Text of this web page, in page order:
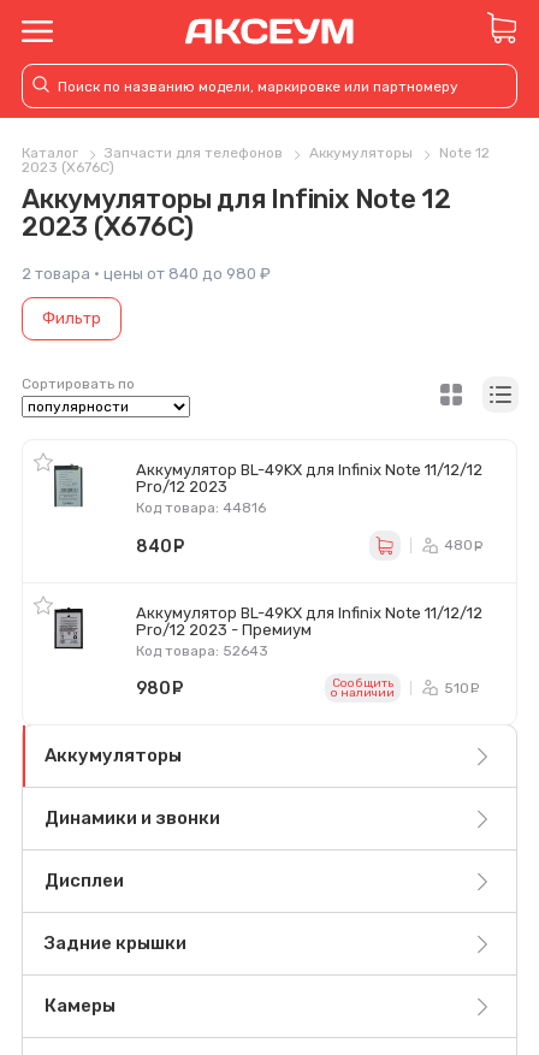
Каталог Запчасти для телефонов Аккумуляторы
Note 12
2023 (X676C)
Аккумуляторы для Infinix Note 12
2023 (X676C)
2 товара · цены от 840 до 980 ₽
Фильтр
Сортировать по
Аккумулятор BL-49KX для Infinix Note 11/12/12
Pro/12 2023
Код товара: 44816
840 480
Аккумулятор BL-49KX для Infinix Note 11/12/12
Pro/12 2023 - Премиум
Код товара: 52643
980 Сообщить
o наличии 510
Аккумуляторы
Динамики и звонки
Дисплеи
Задние крышки
Камеры